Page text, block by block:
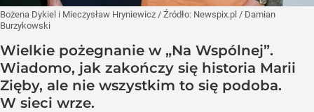
Bożena Dykiel i Mieczysław Hryniewicz / Źródło: Newspix.pl / Damian
Burzykowski
Wielkie pożegnanie w „Na Wspólnej”.
Wiadomo, jak zakończy się historia Marii
Zięby, ale nie wszystkim to się podoba.
W sieci wrze.